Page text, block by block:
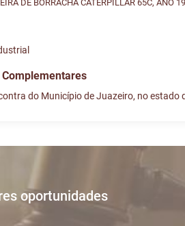
DE BORRACHA CATERPILLAR 65C, ANO
do Município de Juazeiro, no
TIPO
INICIO DO
LEILÃO
oportunidades